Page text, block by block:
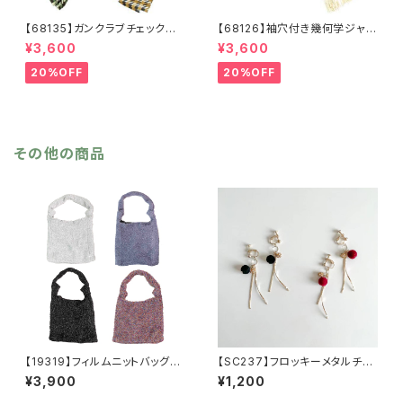
【68135】ガンクラブチェックスト
ール【送料無料】マフラー 防
寒 チェック柄 千鳥柄 千鳥
格子 マスタード キャメル
カーキ リサイクルポリエステ
¥3,600
20%OFF
【68126】袖穴付き幾何学ジャガ
ードストール【送料無料】袖付き
ストール ジャガード織り リバ
ーシブル 幾何学柄 防寒 フ
リンジ 秋冬 羽織 ポンチ
¥3,600
20%OFF
その他の商品
【19319】フィルムニットバッグ
【送料無料】キラキラ グリッタ
ー
¥3,900
【SC237】フロッキーメタルチェ
ーンウェーブイヤリング【送料無
料】フロッキー玉 秋冬イヤリン
¥1,200